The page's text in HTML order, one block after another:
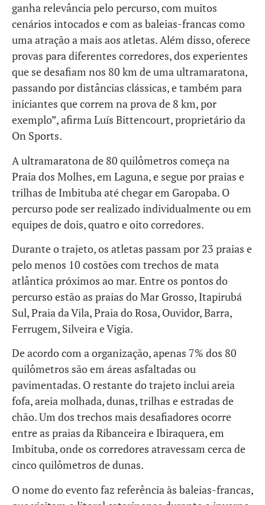
ganha relevância pelo percurso, com muitos
cenários intocados e com as baleias-francas como
uma atração a mais aos atletas. Além disso, oferece
provas para diferentes corredores, dos experientes
que se desafiam nos 80 km de uma ultramaratona,
passando por distâncias clássicas, e também para
iniciantes que correm na prova de 8 km, por
exemplo”, afirma Luís Bittencourt, proprietário da
On Sports.
A ultramaratona de 80 quilômetros começa na
Praia dos Molhes, em Laguna, e segue por praias e
trilhas de Imbituba até chegar em Garopaba. O
percurso pode ser realizado individualmente ou em
equipes de dois, quatro e oito corredores.
Durante o trajeto, os atletas passam por 23 praias e
pelo menos 10 costões com trechos de mata
atlântica próximos ao mar. Entre os pontos do
percurso estão as praias do Mar Grosso, Itapirubá
Sul, Praia da Vila, Praia do Rosa, Ouvidor, Barra,
Ferrugem, Silveira e Vigia.
De acordo com a organização, apenas 7% dos 80
quilômetros são em áreas asfaltadas ou
pavimentadas. O restante do trajeto inclui areia
fofa, areia molhada, dunas, trilhas e estradas de
chão. Um dos trechos mais desafiadores ocorre
entre as praias da Ribanceira e Ibiraquera, em
Imbituba, onde os corredores atravessam cerca de
cinco quilômetros de dunas.
O nome do evento faz referência às baleias-francas,